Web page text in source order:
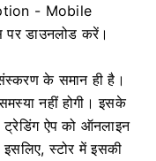
- Mobile
डाउनलोड करें।
के समान ही है।
नहीं होगी। इसके
ऐप को ऑनलाइन
इसलिए, स्टोर में इसकी